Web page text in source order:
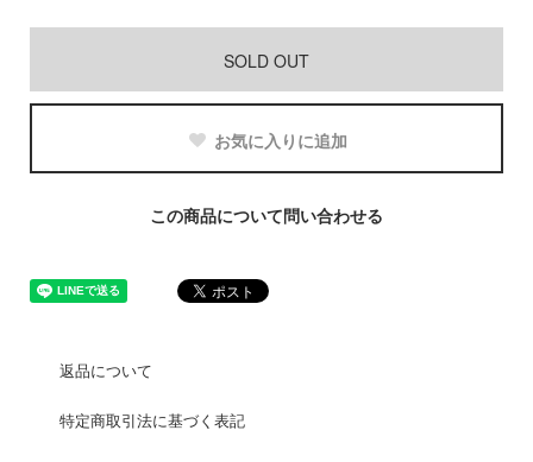
SOLD OUT
お気に入りに追加
この商品について問い合わせる
返品について
特定商取引法に基づく表記